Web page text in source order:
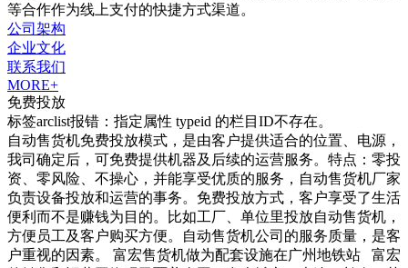
等合作作为线上支付的快捷方式渠道。
公司架构
企业文化
联系我们
MORE+
免费投放
标签arclist报错：指定属性 typeid 的栏目ID不存在。
自动售货机免费投放模式，是由客户提供适合的位置、电源，
我司确定后，可免费提供机器及后续的运营服务。特点：零投
资、零风险、不操心，并能享受优质的服务，自动售货机厂家
负责设备投放和运营的事务。免费投放方式，客户享受了生活
便利而不是赚钱为目的。比如工厂、单位里投放自动售货机，
方便员工及客户购买方便。自动售货机公司的服务质量，是客
户重视的因素。 富宏售货机做为配套设施在广州地铁站 富宏